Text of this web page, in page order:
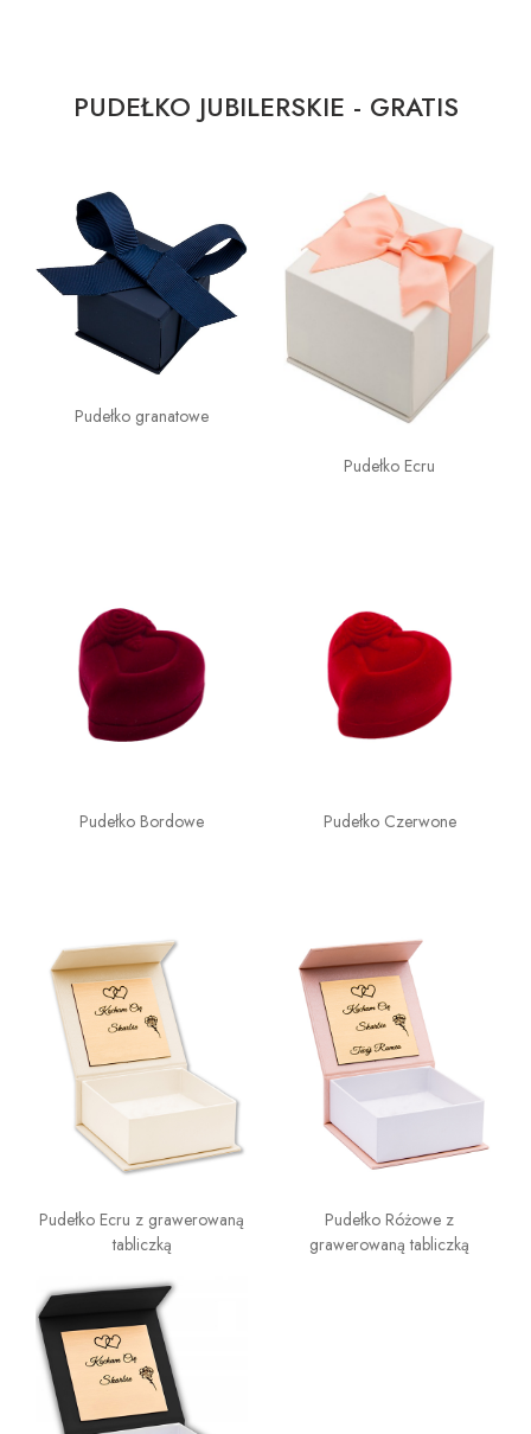
PUDEŁKO JUBILERSKIE - GRATIS
Pudełko granatowe
Pudełko Ecru
Pudełko Bordowe Pudełko Czerwone
Pudełko Ecru z grawerowaną
tabliczką
Pudełko Różowe z
grawerowaną tabliczką